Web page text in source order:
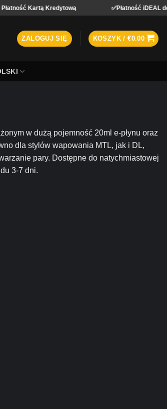
Kartą Kredytową ✅Płatność iDEAL dostępna
ZALOGUJ SIĘ KOSZYK /€0.00
w dużą pojemność 20ml e-płynu oraz
dla stylów wapowania MTL, jak i DL,
pary. Dostępne do natychmiastowej
3-7 dni.